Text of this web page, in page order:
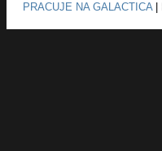
PRACUJE NA GALACTICA|